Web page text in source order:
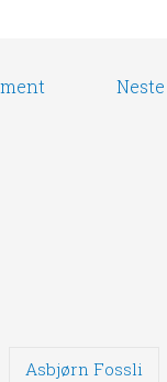
Asbjørn Fossli